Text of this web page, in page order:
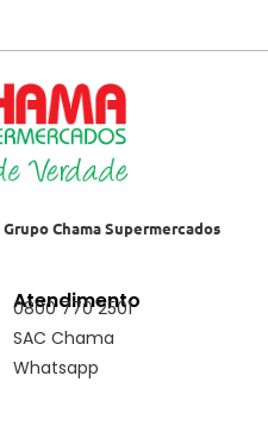
Grupo Chama Supermercados
Atendimento
0800 770 2501
SAC Chama
Whatsapp